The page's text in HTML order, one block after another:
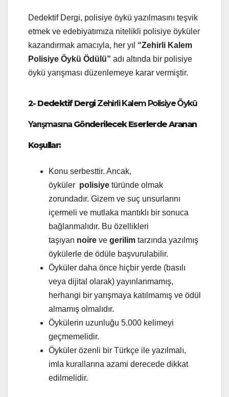
Dedektif Dergi, polisiye öykü yazılmasını teşvik
etmek ve edebiyatımıza nitelikli polisiye öyküler
kazandırmak amacıyla, her yıl “Zehirli Kalem
Polisiye Öykü Ödülü” adı altında bir polisiye
öykü yarışması düzenlemeye karar vermiştir.
2- Dedektif Dergi Zehirli Kalem Polisiye Öykü
Yarışmasına Gönderilecek Eserlerde Aranan
Koşullar:
Konu serbesttir. Ancak,
öyküler polisiye türünde olmak
zorundadır. Gizem ve suç unsurlarını
içermeli ve mutlaka mantıklı bir sonuca
bağlanmalıdır. Bu özellikleri
taşıyan noire ve gerilim tarzında yazılmış
öykülerle de ödüle başvurulabilir.
Öyküler daha önce hiçbir yerde (basılı
veya dijital olarak) yayınlanmamış,
herhangi bir yarışmaya katılmamış ve ödül
almamış olmalıdır.
Öykülerin uzunluğu 5.000 kelimeyi
geçmemelidir.
Öyküler özenli bir Türkçe ile yazılmalı,
imla kurallarına azami derecede dikkat
edilmelidir.